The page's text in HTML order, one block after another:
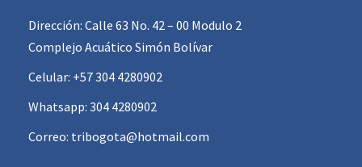
Dirección: Calle 63 No. 42 – 00 Modulo 2
Complejo Acuático Simón Bolívar
Celular: +57 304 4280902
Whatsapp: 304 4280902
Correo: tribogota@hotmail.com